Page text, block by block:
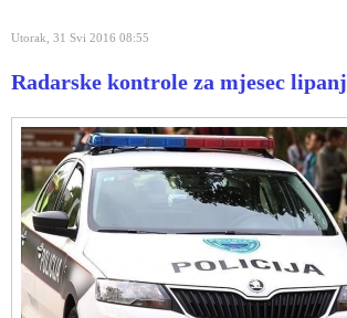
Utorak, 31 Svi 2016 08:55
Radarske kontrole za mjesec lipanj